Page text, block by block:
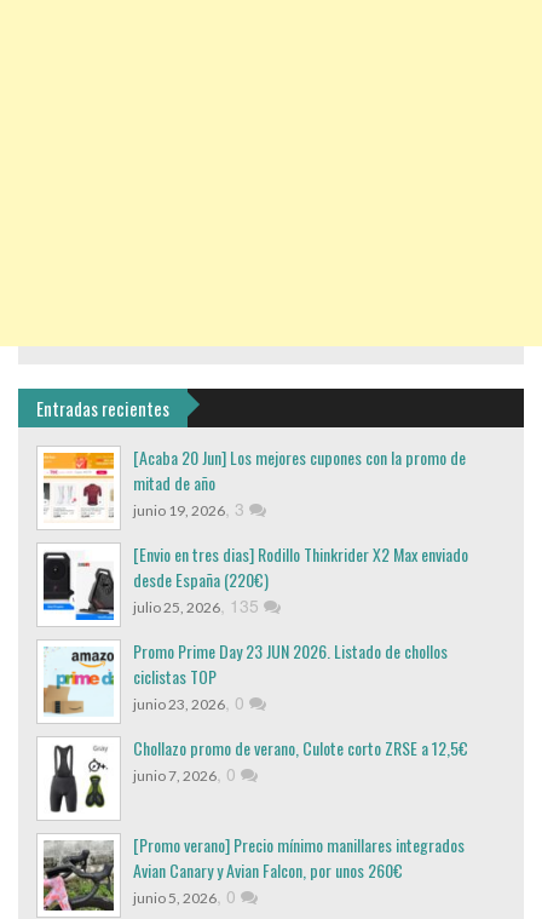
Entradas recientes
[Acaba 20 Jun] Los mejores cupones con la promo de
mitad de año
junio 19, 2026, 3
[Envio en tres dias] Rodillo Thinkrider X2 Max enviado
desde España (220€)
julio 25, 2026, 135
Promo Prime Day 23 JUN 2026. Listado de chollos
ciclistas TOP
junio 23, 2026, 0
Chollazo promo de verano, Culote corto ZRSE a 12,5€
junio 7, 2026, 0
[Promo verano] Precio mínimo manillares integrados
Avian Canary y Avian Falcon, por unos 260€
junio 5, 2026, 0